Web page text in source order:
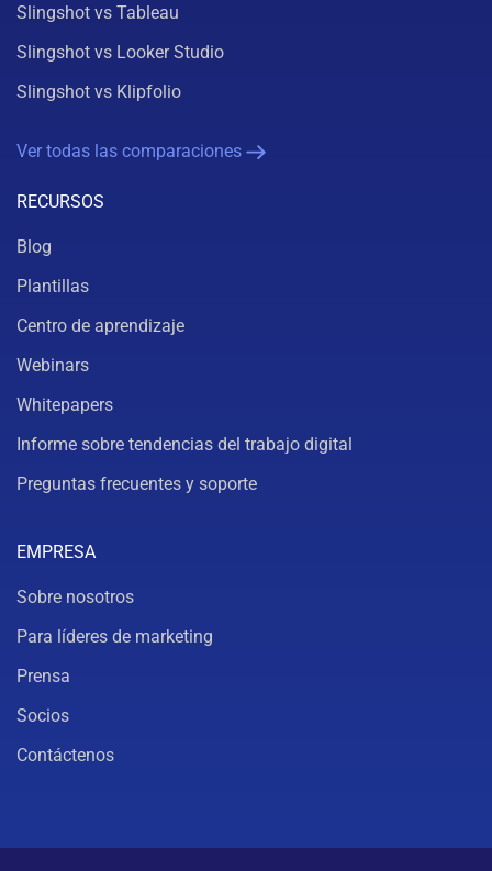
Slingshot vs Tableau
Slingshot vs Looker Studio
Slingshot vs Klipfolio
Ver todas las comparaciones
RECURSOS
Blog
Plantillas
Centro de aprendizaje
Webinars
Whitepapers
Informe sobre tendencias del trabajo digital
Preguntas frecuentes y soporte
EMPRESA
Sobre nosotros
Para líderes de marketing
Prensa
Socios
Contáctenos